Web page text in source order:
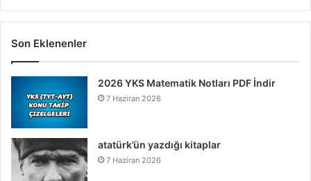
Son Eklenenler
2026 YKS Matematik Notları PDF İndir
7 Haziran 2026
atatürk’ün yazdığı kitaplar
7 Haziran 2026